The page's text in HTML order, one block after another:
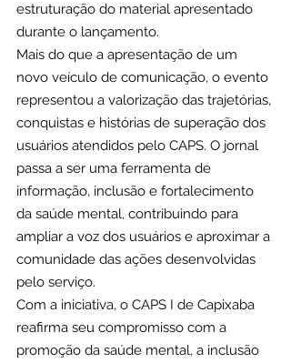
estruturação do material apresentado
durante o lançamento.
Mais do que a apresentação de um
novo veículo de comunicação, o evento
representou a valorização das trajetórias,
conquistas e histórias de superação dos
usuários atendidos pelo CAPS. O jornal
passa a ser uma ferramenta de
informação, inclusão e fortalecimento
da saúde mental, contribuindo para
ampliar a voz dos usuários e aproximar a
comunidade das ações desenvolvidas
pelo serviço.
Com a iniciativa, o CAPS I de Capixaba
reafirma seu compromisso com a
promoção da saúde mental, a inclusão